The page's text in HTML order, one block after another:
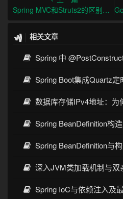
Spring MVC和Struts2的区别及选择指南
Go
相关文章
Spring 中 @PostConstruct 与
Spring Boot集成Quartz定时任务实
数据库存储IPv4地址：为何32位整数
Spring BeanDefinition构
Spring BeanDefinition与
深入JVM类加载机制与双
Spring IoC与依赖注入及